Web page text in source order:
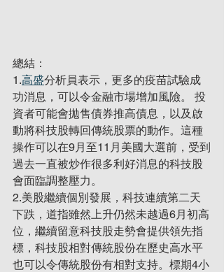
總結：
1.高盛分析員表示，更多的疫苗試驗成
功消息，可以令金融市場增加風險。 投
資者可能會拋售債券推高債息，以及啟
動將科技股轉回傳統股票的動作。這種
操作可以在9月至11月美國大選前，受到
過去一直被炒作很多利好消息的科技股
會面臨調整壓力。
2.美股繼續個別發展，科技連續第二天
下跌，道指雖然上升仍然未越過6月初高
位，繼續留意科技股走勢會提供領先指
標，科技股相對傳統股份在歷史高水平
也可以令傳統股份有相對支持。標期4小